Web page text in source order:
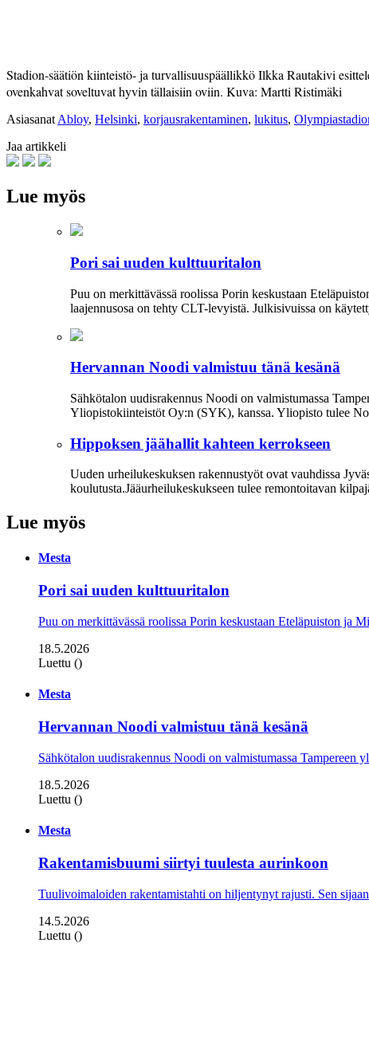
Stadion-säätiön kiinteistö- ja turvallisuuspäällikkö Ilkka Rautakivi
ovenkahvat soveltuvat hyvin tällaisiin oviin. Kuva: Martti Ristimäki
Asiasanat Abloy, Helsinki, korjausrakentaminen, lukitus,
Jaa artikkeli
Lue myös
Pori sai uuden kulttuuritalon
Puu on merkittävässä roolissa Porin keskustaan
laajennusosa on tehty CLT-levyistä. Julkisivuissa on
Hervannan Noodi valmistuu tänä kesänä
Sähkötalon uudisrakennus Noodi on valmistumassa
Yliopistokiinteistöt Oy:n (SYK), kanssa. Yliopisto tulee
Hippoksen jäähallit kahteen kerrokseen
Uuden urheilukeskuksen rakennustyöt ovat vauhdissa
koulutusta.Jääurheilukeskukseen tulee remontoitavan
Lue myös
Mesta
Pori sai uuden kulttuuritalon
Puu on merkittävässä roolissa Porin keskustaan Eteläpuiston ja
18.5.2026
Luettu ()
Mesta
Hervannan Noodi valmistuu tänä kesänä
Sähkötalon uudisrakennus Noodi on valmistumassa Tampereen
18.5.2026
Luettu ()
Mesta
Rakentamisbuumi siirtyi tuulesta aurinkoon
Tuulivoimaloiden rakentamistahti on hiljentynyt rajusti. Sen
14.5.2026
Luettu ()